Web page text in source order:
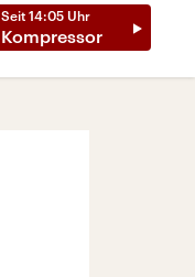
Seit 14:05 Uhr
Kompressor